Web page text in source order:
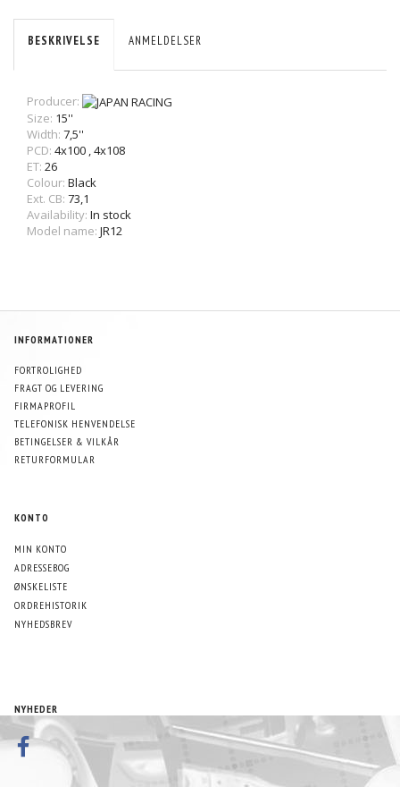
BESKRIVELSE ANMELDELSER
Producer:
Size: 15''
Width: 7,5''
PCD: 4x100 ,4x108
ET: 26
Colour: Black
Ext. CB: 73,1
Availability: In stock
Model name: JR12
INFORMATIONER
FORTROLIGHED
FRAGT OG LEVERING
FIRMAPROFIL
TELEFONISK HENVENDELSE
BETINGELSER & VILKÅR
RETURFORMULAR
KONTO
MIN KONTO
ADRESSEBOG
ØNSKELISTE
ORDREHISTORIK
NYHEDSBREV
NYHEDER